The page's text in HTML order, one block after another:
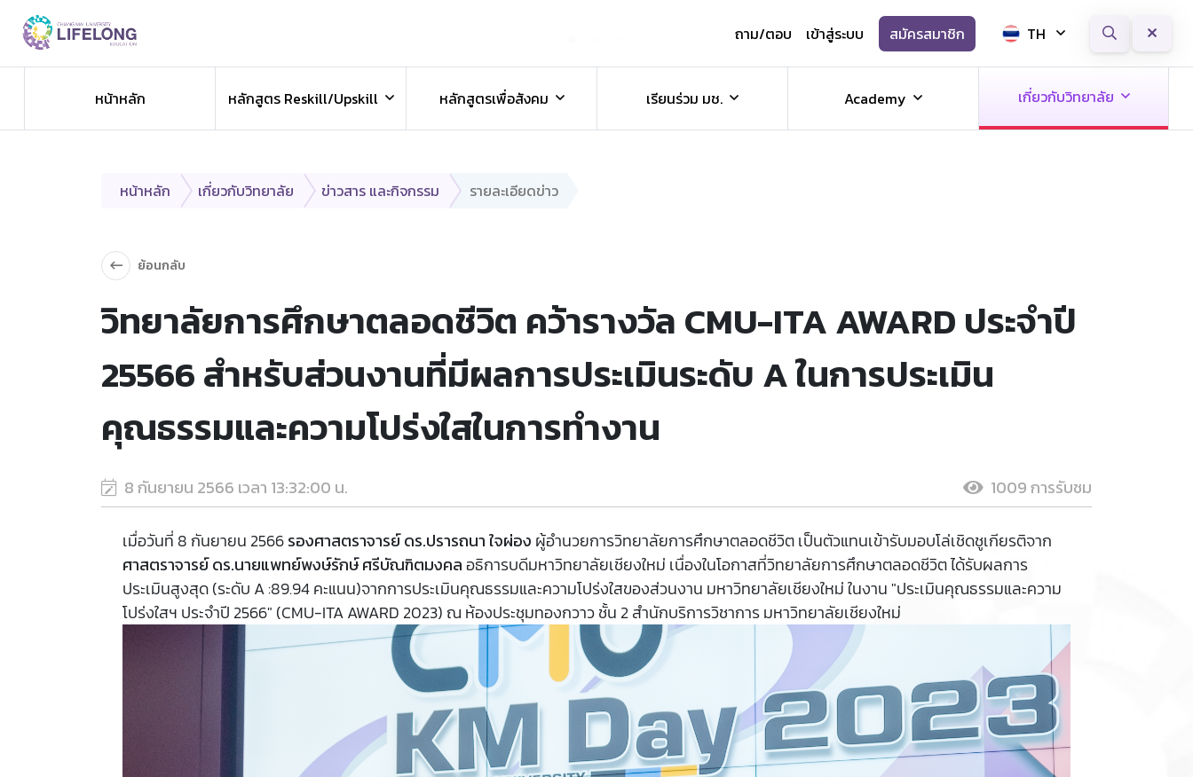
ถาม/ตอบ เข้าสู่ระบบ สมัครสมาชิก TH
ข่าวประชาสัมพันธ์
ข่าวสารองค์กร ข่าวสารกิจกรรม
หน้าหลัก
หลักสูตร Reskill/Upskill หลักสูตรเพื่อสังคม เรียนร่วม มช. Academy เกี่ยวกับวิทยาลัย
หน้าหลัก เกี่ยวกับวิทยาลัย ข่าวสาร และกิจกรรม รายละเอียดข่าว
ย้อนกลับ
วิทยาลัยการศึกษาตลอดชีวิต คว้ารางวัล CMU-ITA AWARD ประจำปี
25566 สำหรับส่วนงานที่มีผลการประเมินระดับ A ในการประเมิน
คุณธรรมและความโปร่งใสในการทำงาน
8 กันยายน 2566 เวลา 13:32:00 น. 1009 การรับชม
เมื่อวันที่ 8 กันยายน 2566รองศาสตราจารย์ ดร.ปรารถนา ใจผ่อง ผู้อำนวยการวิทยาลัยการศึกษาตลอดชีวิต เป็นตัวแทนเข้ารับมอบโล่เชิดชูเกียรติจาก
ศาสตราจารย์ ดร.นายแพทย์พงษ์รักษ์ ศรีบัณฑิตมงคล อธิการบดีมหาวิทยาลัยเชียงใหม่ เนื่องในโอกาสที่วิทยาลัยการศึกษาตลอดชีวิต ได้รับผลการ
ประเมินสูงสุด (ระดับ A :89.94 คะแนน)จากการประเมินคุณธรรมและความโปร่งใสของส่วนงาน มหาวิทยาลัยเชียงใหม่ ในงาน "ประเมินคุณธรรมและความ
โปร่งใสฯ ประจำปี 2566" (CMU-ITA AWARD 2023) ณ ห้องประชุมทองกวาว ชั้น 2 สำนักบริการวิชาการ มหาวิทยาลัยเชียงใหม่